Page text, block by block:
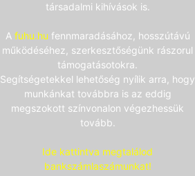
társadalmi kihívások is.
A fuhu.hu fennmaradásához, hosszútávú
működéséhez, szerkesztőségünk rászorul
támogatásotokra.
Segítségetekkel lehetőség nyílik arra, hogy
munkánkat továbbra is az eddig
megszokott színvonalon végezhessük
tovább.
Ide kattintva megtalálod
bankszámlaszámunkat!